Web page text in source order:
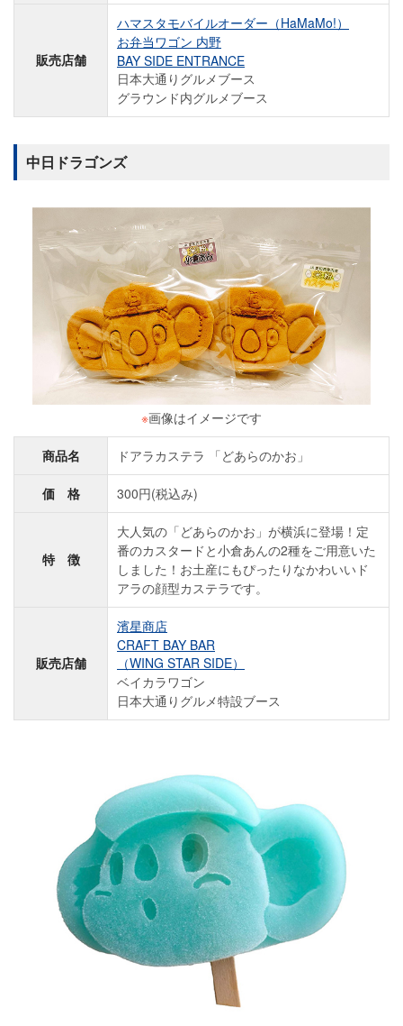
販売店舗
ハマスタモバイルオーダー（HaMaMo!）
お弁当ワゴン 内野
BAY SIDE ENTRANCE
日本大通りグルメブース
グラウンド内グルメブース
中日ドラゴンズ
※画像はイメージです
商品名 ドアラカステラ 「どあらのかお」
価 格 300円(税込み)
特 徴
大人気の「どあらのかお」が横浜に登場！定
番のカスタードと小倉あんの2種をご用意いた
しました！お土産にもぴったりなかわいいド
アラの顔型カステラです。
販売店舗
濱星商店
CRAFT BAY BAR
（WING STAR SIDE）
ベイカラワゴン
日本大通りグルメ特設ブース